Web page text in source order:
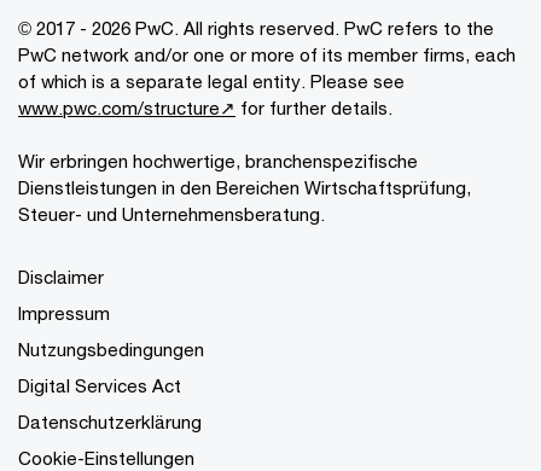
© 2017 - 2026 PwC. All rights reserved. PwC refers to the
PwC network and/or one or more of its member firms, each
of which is a separate legal entity. Please see
www.pwc.com/structure↗ for further details.
Wir erbringen hochwertige, branchenspezifische
Dienstleistungen in den Bereichen Wirtschaftsprüfung,
Steuer- und Unternehmensberatung.
Disclaimer
Impressum
Nutzungsbedingungen
Digital Services Act
Datenschutzerklärung
Cookie-Einstellungen